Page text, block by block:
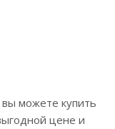
можете купить
цене и